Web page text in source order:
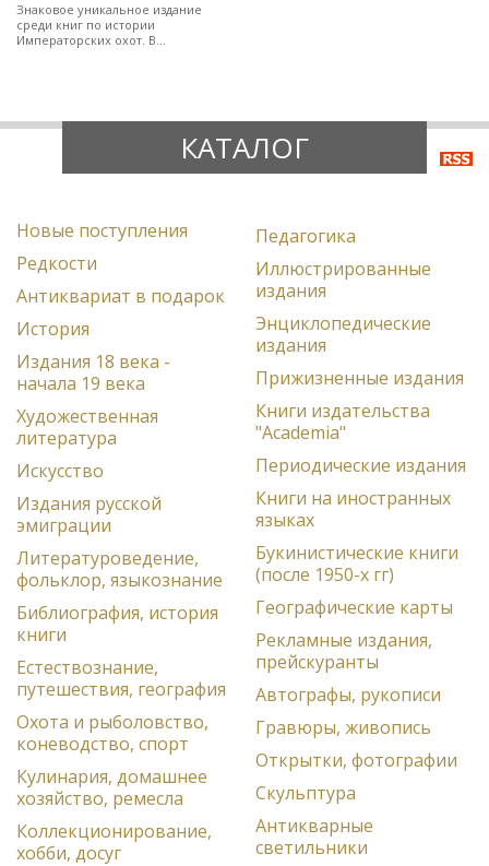
Знаковое уникальное издание
среди книг по истории
Императорских охот. В
КАТАЛОГ
Новые поступления
Редкости
Антиквариат в подарок
История
Издания 18 века -
начала 19 века
Художественная
литература
Искусство
Издания русской
эмиграции
Литературоведение,
фольклор, языкознание
Библиография, история
книги
Естествознание,
путешествия, география
Охота и рыболовство,
коневодство, спорт
Кулинария, домашнее
хозяйство, ремесла
Коллекционирование,
хобби, досуг
Педагогика
Иллюстрированные
издания
Энциклопедические
издания
Прижизненные издания
Книги издательства
"Academia"
Периодические издания
Книги на иностранных
языках
Букинистические книги
(после 1950-х гг)
Географические карты
Рекламные издания,
прейскуранты
Автографы, рукописи
Гравюры, живопись
Открытки, фотографии
Скульптура
Антикварные
светильники